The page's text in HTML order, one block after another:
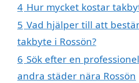
4 Hur mycket kostar
5 Vad hjälper till att
takbyte i Rossön?
6 Sök efter en
andra städer nära Rossön